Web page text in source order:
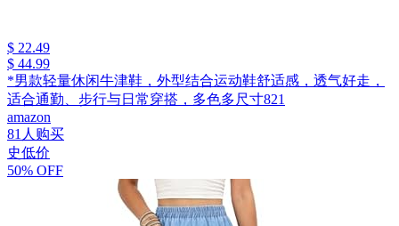
$ 22.49
$ 44.99
*男款轻量休闲牛津鞋，外型结合运动鞋舒适感，透气好走，
适合通勤、步行与日常穿搭，多色多尺寸821
amazon
81人购买
史低价
50% OFF